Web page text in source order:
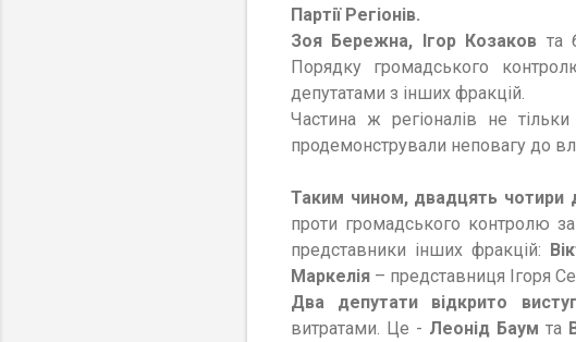
Партії Регіонів.
Зоя Бережна, Ігор Козаков та
Порядку громадського
депутатами з інших фракцій.
Частина ж регіоналів не
продемонстрували неповагу до
Таким чином, двадцять чотири
проти громадського контролю
представники інших фракцій:
Маркелія – представниця Ігоря
Два депутати відкрито
витратами. Це - Леонід Баум та